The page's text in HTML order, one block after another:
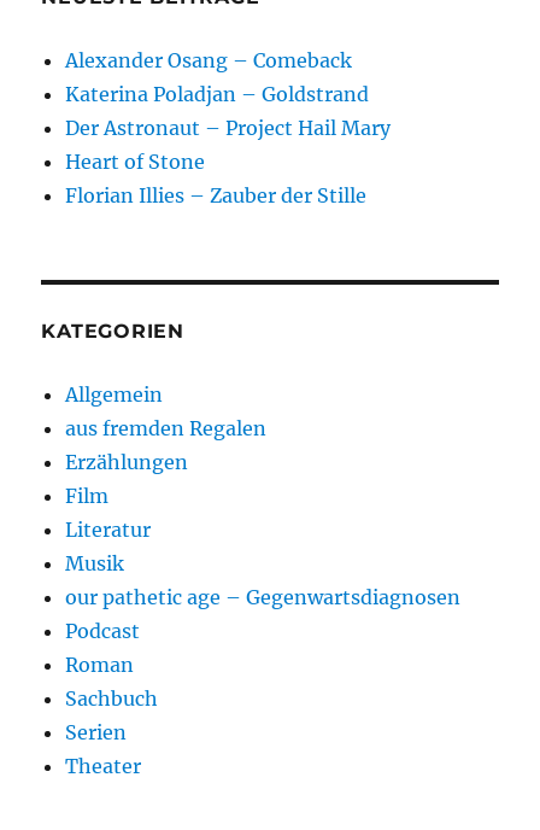
Alexander Osang – Comeback
Katerina Poladjan – Goldstrand
Der Astronaut – Project Hail Mary
Heart of Stone
Florian Illies – Zauber der Stille
KATEGORIEN
Allgemein
aus fremden Regalen
Erzählungen
Film
Literatur
Musik
our pathetic age – Gegenwartsdiagnosen
Podcast
Roman
Sachbuch
Serien
Theater